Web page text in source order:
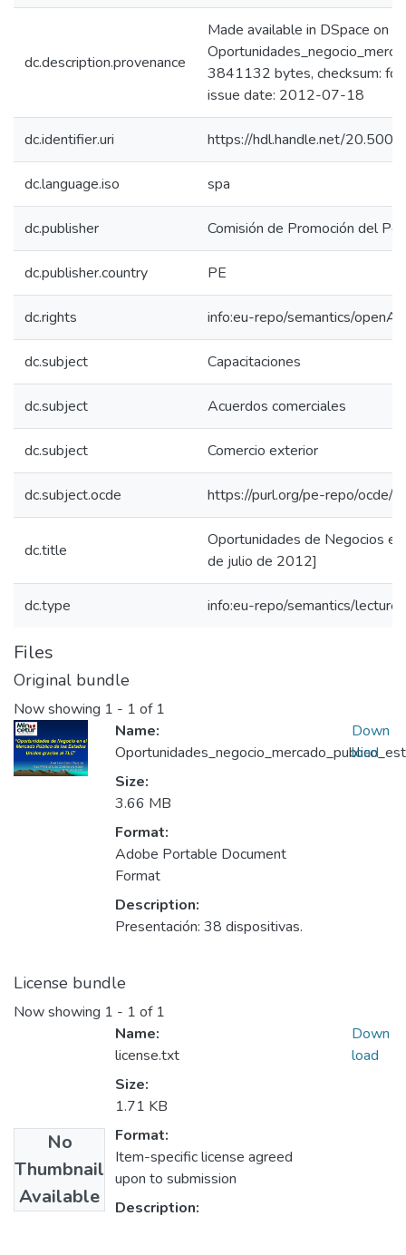
dc.description.provenance
Made available in DSpace on
3841132 bytes, checksum:
issue date: 2012-07-18
dc.identifier.uri https://hdl.handle.net/
dc.language.iso spa
dc.publisher Comisión de Promoción del
dc.publisher.country PE
dc.rights info:eu-repo/semantics/
dc.subject Capacitaciones
dc.subject Acuerdos comerciales
dc.subject Comercio exterior
dc.subject.ocde https://purl.org/pe-repo/ocde/
dc.title
Oportunidades de Negocios
de julio de 2012]
dc.type info:eu-repo/semantics/lecture
Files
Original bundle
Now showing 1 - 1 of 1
Name:
Size:
3.66 MB
Format:
Adobe Portable Document
Format
Description:
Presentación: 38 dispositivas.
Down
load
License bundle
Now showing 1 - 1 of 1
No
Thumbnail
Available
Name:
license.txt
Size:
1.71 KB
Format:
Item-specific license agreed
upon to submission
Description:
Down
load